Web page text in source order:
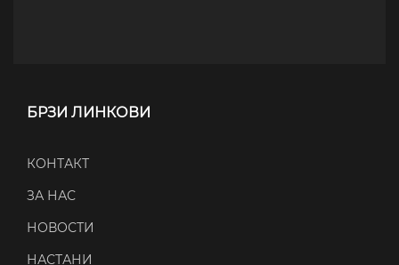
БРЗИ ЛИНКОВИ
КОНТАКТ
ЗА НАС
НОВОСТИ
НАСТАНИ